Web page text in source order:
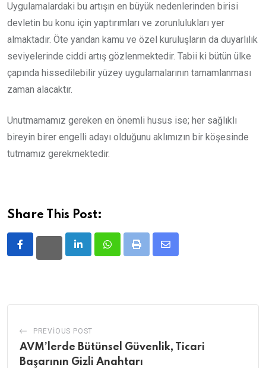
Uygulamalardaki bu artışın en büyük nedenlerinden birisi
devletin bu konu için yaptırımları ve zorunlulukları yer
almaktadır. Öte yandan kamu ve özel kuruluşların da duyarlılık
seviyelerinde ciddi artış gözlenmektedir. Tabii ki bütün ülke
çapında hissedilebilir yüzey uygulamalarının tamamlanması
zaman alacaktır.
Unutmamamız gereken en önemli husus ise; her sağlıklı
bireyin birer engelli adayı olduğunu aklımızın bir köşesinde
tutmamız gerekmektedir.
Share This Post:
LinkedInWhatsappPrint
Share
PREVIOUS POST
AVM’lerde Bütünsel Güvenlik, Ticari
Başarının Gizli Anahtarı